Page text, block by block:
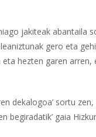
jakiteak abantaila
gero eta
hezten garen arren,
dekalogoa’ sortu
begiradatik’ gaia